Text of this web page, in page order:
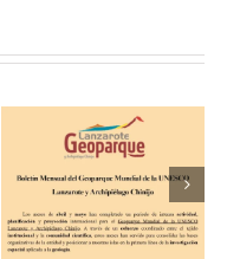
Boletín Marzo 2026